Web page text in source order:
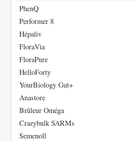
PhenQ
Performer 8
Hépaliv
FloraVia
FloraPure
HelloForty
YourBiology Gut+
Anastore
Brûleur Oméga
Crazybulk SARMs
Semenoll